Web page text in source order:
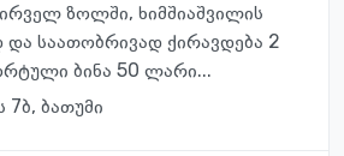
ზოლში, ხიმშიაშვილის
და საათობრივად ქირავდება 2
ბინა 50 ლარი...
7ბ, ბათუმი